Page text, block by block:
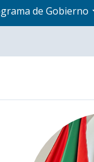
de Gobierno